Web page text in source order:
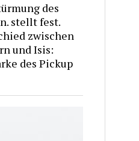
des
stellt fest.
zwischen
und Isis:
des Pickup